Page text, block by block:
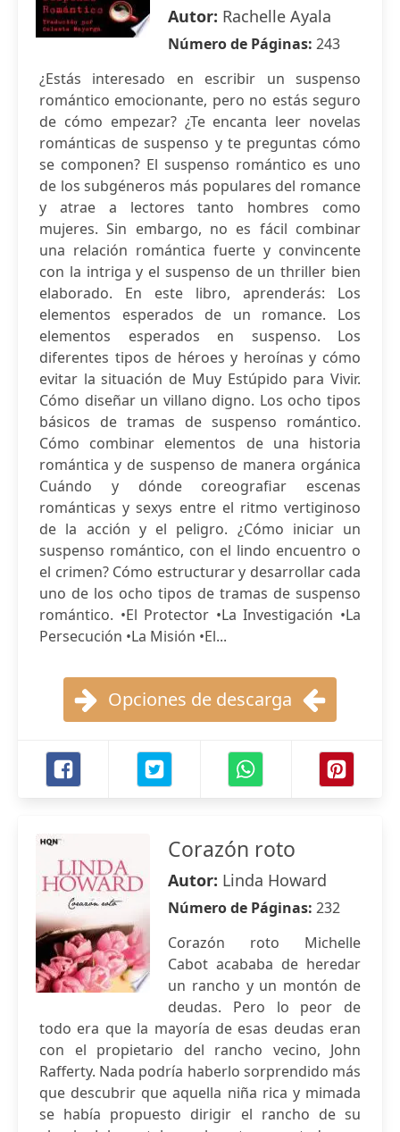
Autor: Rachelle Ayala
Número de Páginas: 243
¿Estás interesado en escribir un suspenso
romántico emocionante, pero no estás seguro
de cómo empezar? ¿Te encanta leer novelas
románticas de suspenso y te preguntas cómo
se componen? El suspenso romántico es uno
de los subgéneros más populares del romance
y atrae a lectores tanto hombres como
mujeres. Sin embargo, no es fácil combinar
una relación romántica fuerte y convincente
con la intriga y el suspenso de un thriller bien
elaborado. En este libro, aprenderás: Los
elementos esperados de un romance. Los
elementos esperados en suspenso. Los
diferentes tipos de héroes y heroínas y cómo
evitar la situación de Muy Estúpido para Vivir.
Cómo diseñar un villano digno. Los ocho tipos
básicos de tramas de suspenso romántico.
Cómo combinar elementos de una historia
romántica y de suspenso de manera orgánica
Cuándo y dónde coreografiar escenas
románticas y sexys entre el ritmo vertiginoso
de la acción y el peligro. ¿Cómo iniciar un
suspenso romántico, con el lindo encuentro o
el crimen? Cómo estructurar y desarrollar cada
uno de los ocho tipos de tramas de suspenso
romántico. •El Protector •La Investigación •La
Persecución •La Misión •El...
Opciones de descarga
Corazón roto
Autor: Linda Howard
Número de Páginas: 232
Corazón roto Michelle
Cabot acababa de heredar
un rancho y un montón de
deudas. Pero lo peor de
todo era que la mayoría de esas deudas eran
con el propietario del rancho vecino, John
Rafferty. Nada podría haberlo sorprendido más
que descubrir que aquella niña rica y mimada
se había propuesto dirigir el rancho de su